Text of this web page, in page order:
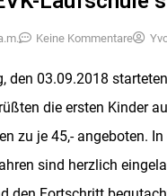
Keine Kommentare
den 03.09.2018
die ersten Kinder
zu je 45,- angeboten.
sind herzlich